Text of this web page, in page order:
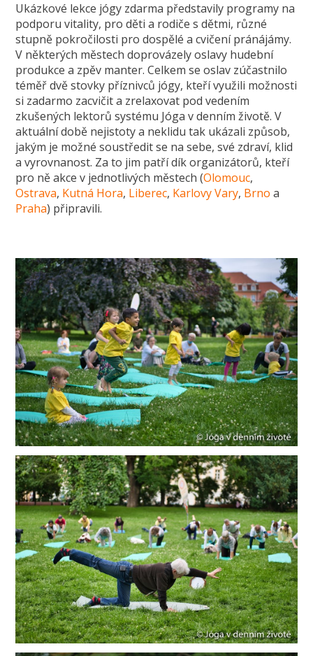
Ukázkové lekce jógy zdarma představily programy na
podporu vitality, pro děti a rodiče s dětmi, různé
stupně pokročilosti pro dospělé a cvičení pránájámy.
V některých městech doprovázely oslavy hudební
produkce a zpěv manter. Celkem se oslav zúčastnilo
téměř dvě stovky příznivců jógy, kteří využili možnosti
si zadarmo zacvičit a zrelaxovat pod vedením
zkušených lektorů systému Jóga v denním životě. V
aktuální době nejistoty a neklidu tak ukázali způsob,
jakým je možné soustředit se na sebe, své zdraví, klid
a vyrovnanost. Za to jim patří dík organizátorů, kteří
pro ně akce v jednotlivých městech (Olomouc,
Ostrava, Kutná Hora, Liberec, Karlovy Vary, Brno a
Praha) připravili.